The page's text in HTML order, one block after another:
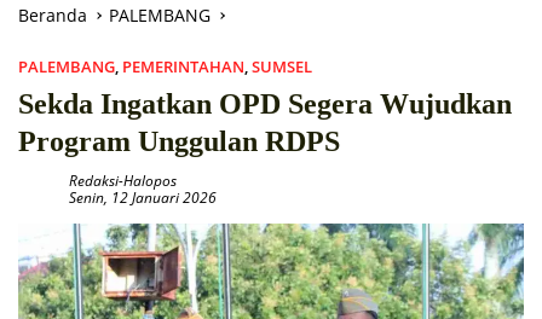
Beranda PALEMBANG
PALEMBANG PEMERINTAHAN SUMSEL
Sekda Ingatkan OPD Segera Wujudkan
Program Unggulan RDPS
Redaksi-Halopos
Senin, 12 Januari 2026